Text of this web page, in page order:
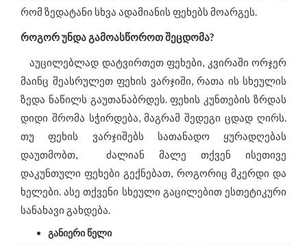
რომ ზედატანი სხვა ადამიანის ფეხებს მოარგეს.
როგორ უნდა გამოასწოროთ შეცდომა?
აუცილებლად დატვირთეთ ფეხები, კვირაში ორჯერ
მაინც შეასრულეთ ფეხის ვარჯიში, რათა ის სხეულის
ზედა ნაწილს გაუთანაბრდეს. ფეხის კუნთების ზრდას
დიდი შრომა სჭირდება, მაგრამ შედეგი ცდად ღირს.
თუ ფეხის ვარჯიშებს სათანადო ყურადღებას
დაუთმობთ, ძალიან მალე თქვენ ისეთივე
დაკუნთული ფეხები გექნებათ, როგორიც მკერდი და
ხელები. ასე თქვენი სხეული გაცილებით ესთეტიკური
სანახავი გახდება.
განიერი წელი